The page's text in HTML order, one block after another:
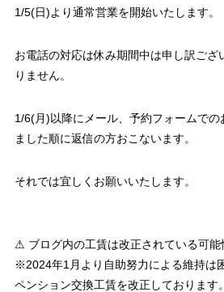
1/5(日)より通常営業を開始いたします。
お電話の対応は休み期間中は申し訳ござ
りません。
1/6(月)以降にメール、予約フォームでの
ました順に返信の方おこないます。
それでは宜しくお願いいたします。
⚠ ブログ内の工賃は改正されている可能
※2024年1月より自助努力による維持は
ペンション交換工賃を改正しております